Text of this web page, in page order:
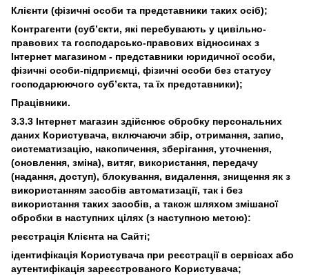
Клієнти (фізичні особи та представники таких осіб);
Контрагенти (суб’єкти, які перебувають у цивільно-
правових та господарсько-правових відносинах з
Інтернет магазином - представники юридичної особи,
фізичні особи-підприємці, фізичні особи без статусу
господарюючого суб’єкта, та їх представники);
Працівники.
3.3.3 Інтернет магазин здійснює обробку персональних
даних Користувача, включаючи збір, отримання, запис,
систематизацію, накопичення, зберігання, уточнення,
(оновлення, зміна), витяг, використання, передачу
(надання, доступ), блокування, видалення, знищення як з
використанням засобів автоматизації, так і без
використання таких засобів, а також шляхом змішаної
обробки в наступних цілях (з наступною метою):
реєстрація Клієнта на Сайті;
ідентифікація Користувача при реєстрації в сервісах або
аутентифікація зареєстрованого Користувача;